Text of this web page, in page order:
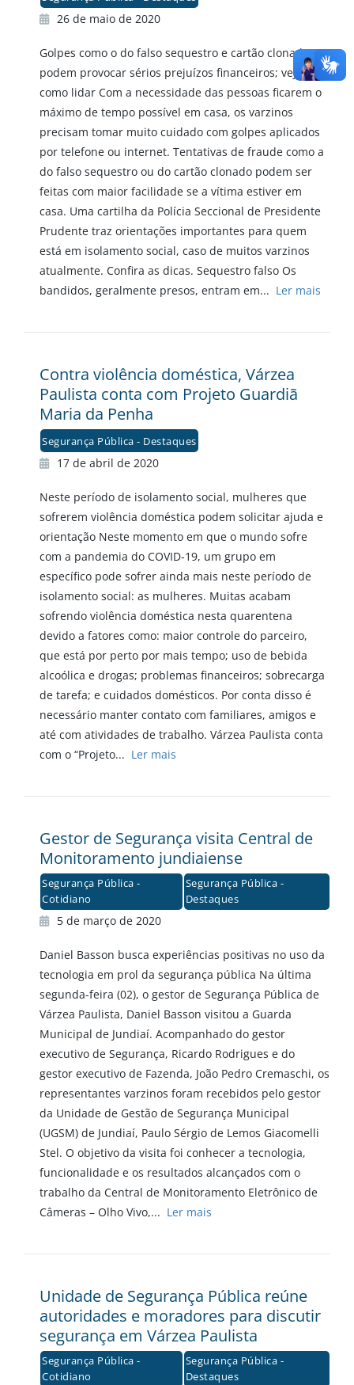
26 de maio de 2020
Golpes como o do falso sequestro e cartão clonado
podem provocar sérios prejuízos financeiros; veja
como lidar Com a necessidade das pessoas ficarem o
máximo de tempo possível em casa, os varzinos
precisam tomar muito cuidado com golpes aplicados
por telefone ou internet. Tentativas de fraude como a
do falso sequestro ou do cartão clonado podem ser
feitas com maior facilidade se a vítima estiver em
casa. Uma cartilha da Polícia Seccional de Presidente
Prudente traz orientações importantes para quem
está em isolamento social, caso de muitos varzinos
atualmente. Confira as dicas. Sequestro falso Os
bandidos, geralmente presos, entram em... Ler mais
Contra violência doméstica, Várzea
Paulista conta com Projeto Guardiã
Maria da Penha
Segurança Pública - Destaques
17 de abril de 2020
Neste período de isolamento social, mulheres que
sofrerem violência doméstica podem solicitar ajuda e
orientação Neste momento em que o mundo sofre
com a pandemia do COVID-19, um grupo em
específico pode sofrer ainda mais neste período de
isolamento social: as mulheres. Muitas acabam
sofrendo violência doméstica nesta quarentena
devido a fatores como: maior controle do parceiro,
que está por perto por mais tempo; uso de bebida
alcoólica e drogas; problemas financeiros; sobrecarga
de tarefa; e cuidados domésticos. Por conta disso é
necessário manter contato com familiares, amigos e
até com atividades de trabalho. Várzea Paulista conta
com o “Projeto... Ler mais
Gestor de Segurança visita Central de
Monitoramento jundiaiense
Segurança Pública -
Cotidiano
Segurança Pública -
Destaques
5 de março de 2020
Daniel Basson busca experiências positivas no uso da
tecnologia em prol da segurança pública Na última
segunda-feira (02), o gestor de Segurança Pública de
Várzea Paulista, Daniel Basson visitou a Guarda
Municipal de Jundiaí. Acompanhado do gestor
executivo de Segurança, Ricardo Rodrigues e do
gestor executivo de Fazenda, João Pedro Cremaschi, os
representantes varzinos foram recebidos pelo gestor
da Unidade de Gestão de Segurança Municipal
(UGSM) de Jundiaí, Paulo Sérgio de Lemos Giacomelli
Stel. O objetivo da visita foi conhecer a tecnologia,
funcionalidade e os resultados alcançados com o
trabalho da Central de Monitoramento Eletrônico de
Câmeras – Olho Vivo,... Ler mais
Unidade de Segurança Pública reúne
autoridades e moradores para discutir
segurança em Várzea Paulista
Segurança Pública -
Cotidiano
Segurança Pública -
Destaques